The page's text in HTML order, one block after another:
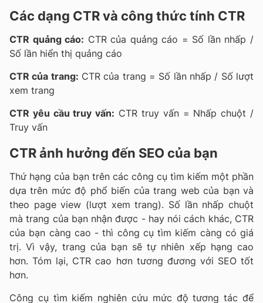
Các dạng CTR và công thức tính CTR
CTR quảng cáo: CTR của quảng cáo = Số lần nhấp /
Số lần hiển thị quảng cáo
CTR của trang: CTR của trang = Số lần nhấp / Số lượt
xem trang
CTR yêu cầu truy vấn: CTR truy vấn = Nhấp chuột /
Truy vấn
CTR ảnh hưởng đến SEO của bạn
Thứ hạng của bạn trên các công cụ tìm kiếm một phần
dựa trên mức độ phổ biến của trang web của bạn và
theo page view (lượt xem trang). Số lần nhấp chuột
mà trang của bạn nhận được - hay nói cách khác, CTR
của bạn càng cao - thì công cụ tìm kiếm càng có giá
trị. Vì vậy, trang của bạn sẽ tự nhiên xếp hạng cao
hơn. Tóm lại, CTR cao hơn tương đương với SEO tốt
hơn.
Công cụ tìm kiếm nghiên cứu mức độ tương tác để